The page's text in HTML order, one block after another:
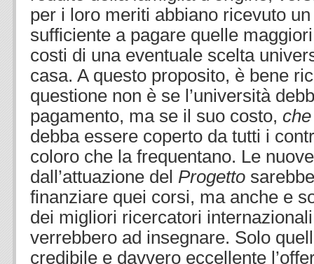
per i loro meriti abbiano ricevuto
sufficiente a pagare quelle
costi di una eventuale scelta
casa. A questo proposito, è bene
questione non è se l’università
pagamento, ma se il suo costo,
debba essere coperto da tutti i
coloro che la frequentano. Le
dall’attuazione del Progetto
finanziare quei corsi, ma anche e
dei migliori ricercatori
verrebbero ad insegnare. Solo
credibile e davvero eccellente